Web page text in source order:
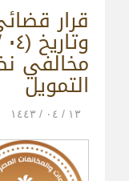
مخالفي
التمويل
۱۳ / ۰٤ / ۱٤٤۳